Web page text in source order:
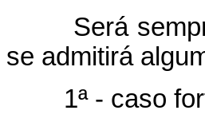
Será sempre
se admitirá
1ª - caso